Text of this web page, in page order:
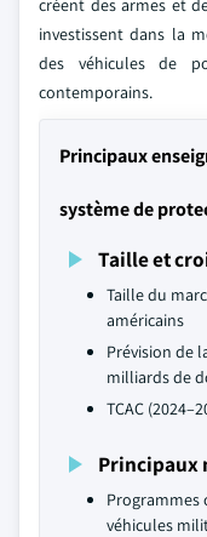
créent des armes et
investissent dans la
des véhicules de
contemporains.
Principaux
système de
Taille et
Taille du
américains
Prévision de
milliards de
TCAC
Principaux
Programmes
véhicules